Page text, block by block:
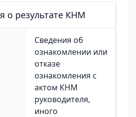
о результате КНМ
Сведения об
ознакомлении или
отказе
ознакомления с
актом КНМ
руководителя,
иного